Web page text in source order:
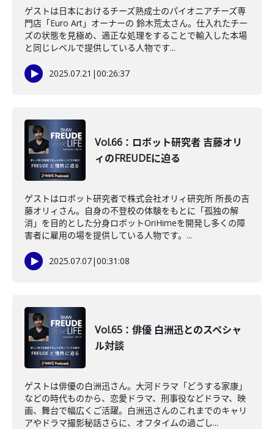
ゲストは日本におけるチーズ熟成士のパイオニアチーズ専
門店「Euro Art」オーナーの 鈴木荒太さん。仕入れたチー
ズの状態を見極め、適正な処理をすることで輸入した本場
と同じレベルで提供している人物です...
2025.07.21 |00:26:37
Vol.66：ロボット研究者 吉藤オリ
ィのFREUDEに迫る
ゲストはロボット研究者で株式会社オリィ研究所 所長の吉
藤オリィさん。自身の不登校の体験をもとに「孤独の解
消」を目的とした分身ロボットOriHimeを開発し多くの障
害者に雇用の場を提供している人物です。...
2025.07.07|00:31:08
Vol.65：俳優 白洲迅とのスペシャ
ル対談
ゲストは俳優の白洲迅さん。大河ドラマ「どうする家康」
などの時代ものから、恋愛ドラマ、刑事役などドラマ、映
画、舞台で幅広くご活躍。白洲迅さんのこれまでのキャリ
アやドラマ撮影秘話さらに、オフタイムの過ごし...